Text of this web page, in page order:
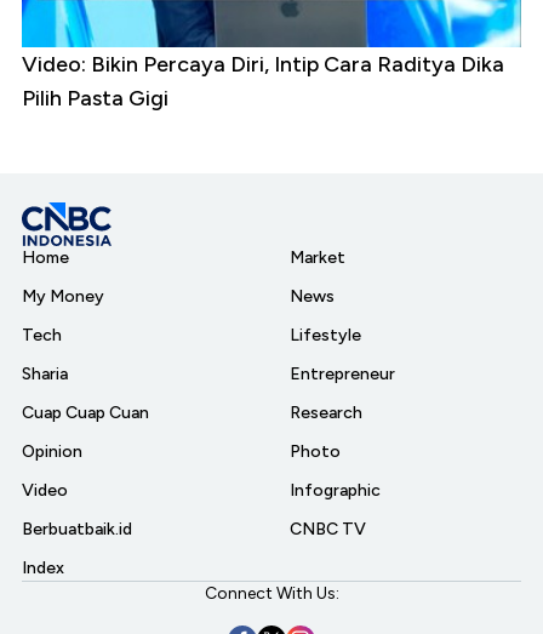
Video: Bikin Percaya Diri, Intip Cara Raditya Dika
Pilih Pasta Gigi
Home
My Money
Tech
Sharia
Cuap Cuap Cuan
Opinion
Video
Berbuatbaik.id
Index
Market
News
Lifestyle
Entrepreneur
Research
Photo
Infographic
CNBC TV
Connect With Us: